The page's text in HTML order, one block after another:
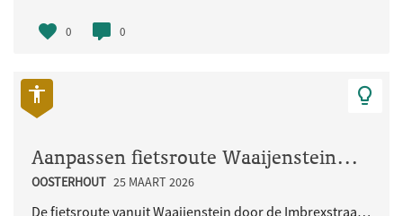
0 0
Aanpassen fietsroute Waaijenstein - Imbrexstraat - Terralaan inclusief oversteek busbaan
OOSTERHOUT 25 MAART 2026
De fietsroute vanuit Waaijenstein door de Imbrexstraat naar de Terralaan/busbaan is onduidelijk en..